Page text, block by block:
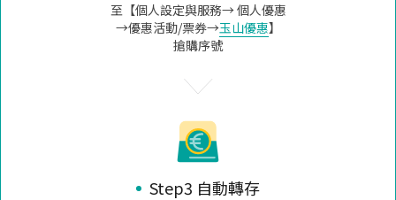
至【個人設定與服務→ 個人優惠
→優惠活動/票券→玉山優惠】
搶購序號
Step3 自動轉存